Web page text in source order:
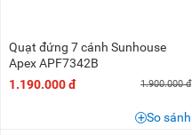
Quạt đứng 7 cánh Sunhouse
Apex APF7342B
1.190.000 đ
1.900.000 đ
So sánh